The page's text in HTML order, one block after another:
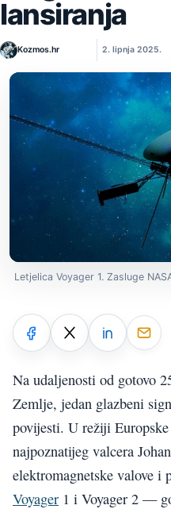
lansiranja
Kozmos.hr 2. lipnja 2025.
Letjelica Voyager 1. Zasluge
Na udaljenosti od gotovo
Zemlje, jedan glazbeni
povijesti. U režiji
najpoznatijeg valcera
elektromagnetske valove i
Voyager 1 i Voyager 2 —